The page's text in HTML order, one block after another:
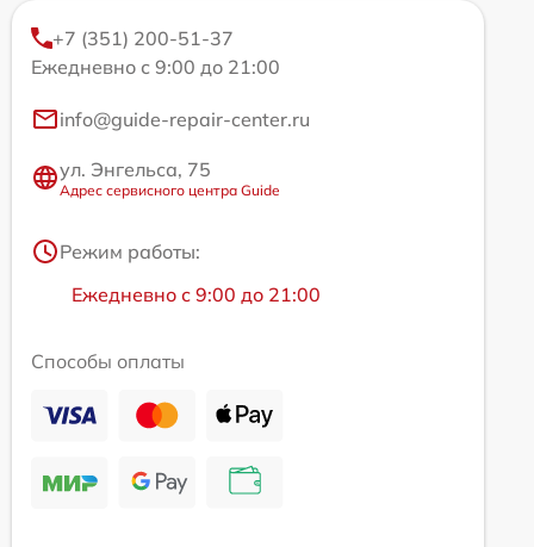
+7 (351) 200-51-37
Ежедневно с 9:00 до 21:00
info@guide-repair-center.ru
ул. Энгельса, 75
Адрес сервисного центра Guide
Режим работы:
Ежедневно с 9:00 до 21:00
Способы оплаты